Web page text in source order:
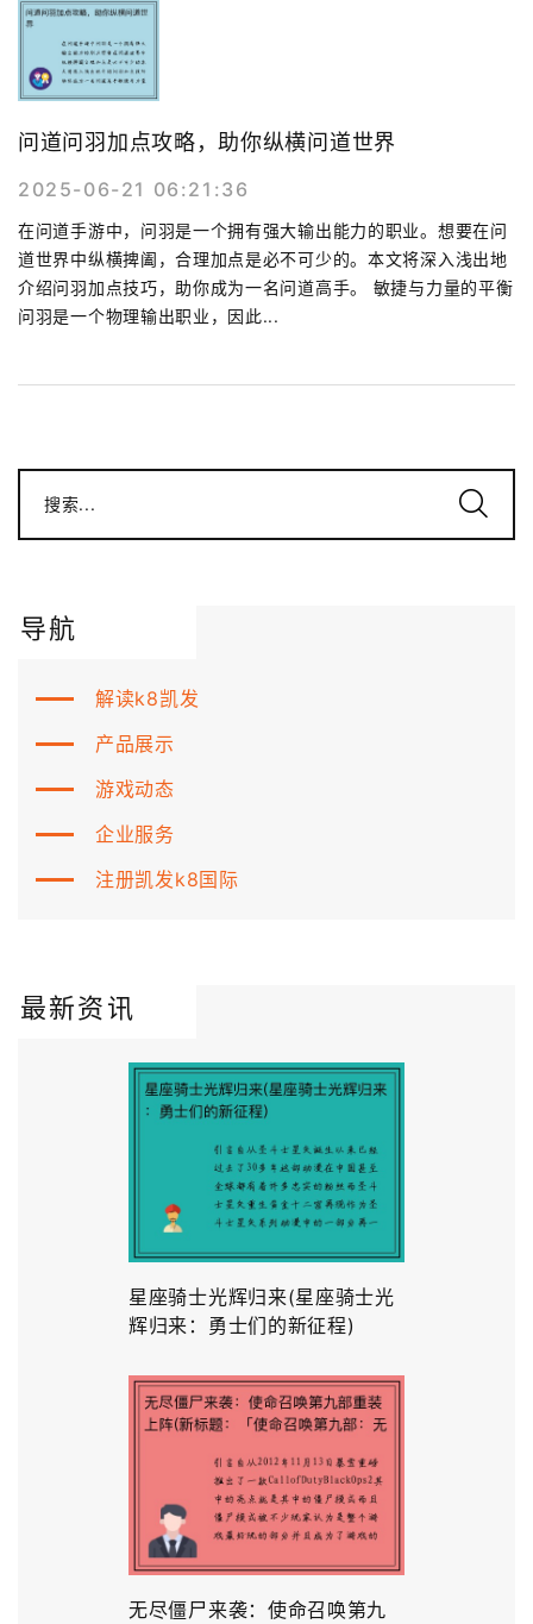
问道问羽加点攻略，助你纵横问道世界
2025-06-21 06:21:36
在问道手游中，问羽是一个拥有强大输出能力的职业。想要在问
道世界中纵横捭阖，合理加点是必不可少的。本文将深入浅出地
介绍问羽加点技巧，助你成为一名问道高手。 敏捷与力量的平衡
问羽是一个物理输出职业，因此...
搜索...
导航
解读k8凯发
产品展示
游戏动态
企业服务
注册凯发k8国际
最新资讯
星座骑士光辉归来(星座骑士光
辉归来：勇士们的新征程)
无尽僵尸来袭：使命召唤第九